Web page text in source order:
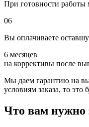
При готовности работы
06
Вы оплачиваете
6 месяцев
на коррективы после
Мы даем гарантию на
условиям заказа, то это
Что вам нужно